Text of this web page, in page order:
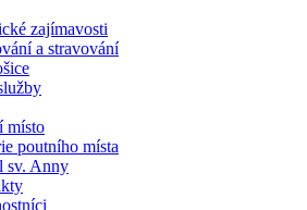
zajímavosti
a stravování
místo
poutního místa
sv. Anny